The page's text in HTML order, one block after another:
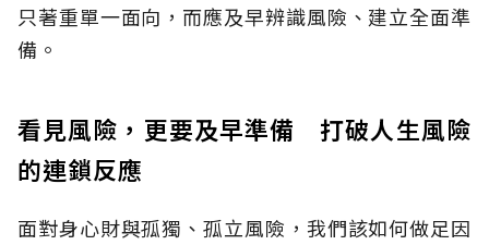
只著重單一面向，而應及早辨識風險、建立全面準
備。
看見風險，更要及早準備 打破人生風險
的連鎖反應
面對身心財與孤獨、孤立風險，我們該如何做足因